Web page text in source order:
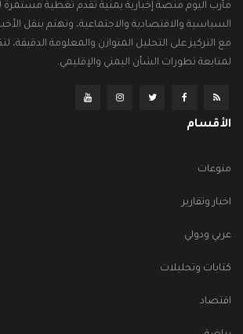
مأرب اليوم منصة إخبارية يمنية تقدم تغطية مستمرة
السياسية والاقتصادية والاجتماعية، وتهتم بنقل
مع التركيز على التحليل المتوازن والمعلومة الدقيقة،
لمتابعة تطورات الشأن اليمني والإقليمي.
الأقسام
منوعات
اخبار وتقارير
عربي ودولي
كتابات وتحليلات
اقتصاد